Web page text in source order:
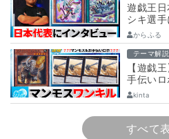
遊戯王
シキ選
舞台へ
意 ～
からふる
テーマ解説
【遊戯
手伝いロ
車】デッ
kinta
すべて